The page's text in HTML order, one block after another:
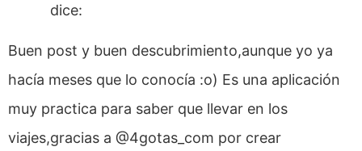
dice:
Buen post y buen descubrimiento,aunque yo ya
hacía meses que lo conocía :o) Es una aplicación
muy practica para saber que llevar en los
viajes,gracias a @4gotas_com por crear